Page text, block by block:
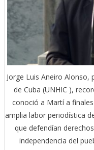
Jorge Luis Aneiro Alonso,
de Cuba (UNHIC ),
conoció a Martí a
amplia labor periodística
que defendían
independencia del